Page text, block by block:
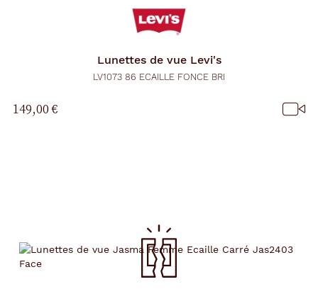
Lunettes de vue Levi's
LV1073 86 ECAILLE FONCE BRI
149,00 €